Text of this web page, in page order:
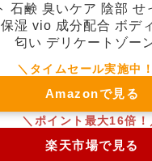
石鹸 臭いケア 陰部 せ
湿 vio 成分配合 ボデ
匂い デリケートゾー
Amazonで見る
楽天市場で見る